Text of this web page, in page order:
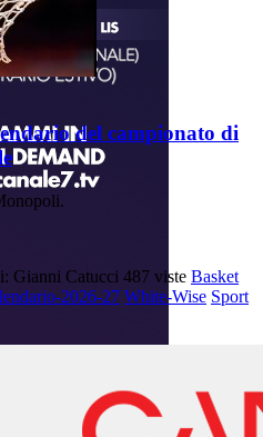
del campionato di
Gianni Catucci 487 viste Basket
2026-27 White-Wise Sport